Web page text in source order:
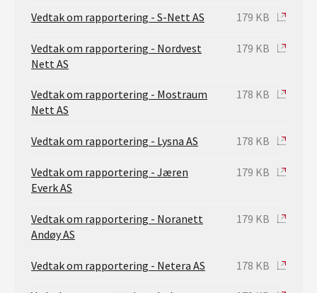
Vedtak om rapportering - S-Nett AS 179 KB
Vedtak om rapportering - Nordvest
Nett AS
179 KB
Vedtak om rapportering - Mostraum
Nett AS
178 KB
Vedtak om rapportering - Lysna AS 178 KB
Vedtak om rapportering - Jæren
Everk AS
179 KB
Vedtak om rapportering - Noranett
Andøy AS
179 KB
Vedtak om rapportering - Netera AS 178 KB